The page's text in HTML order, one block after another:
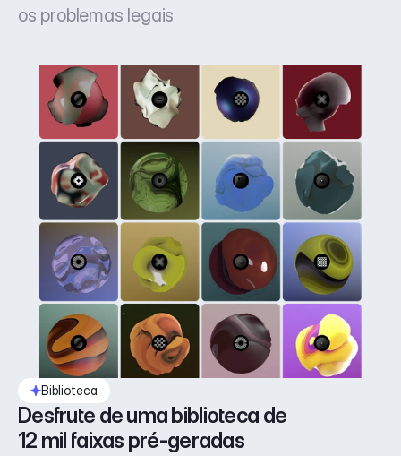
os problemas legais
Biblioteca
Desfrute de uma biblioteca de
12 mil faixas pré-geradas